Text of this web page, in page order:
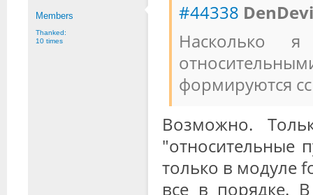
Members
Thanked:
10 times
#44338
Насколько
формируются
Возможно.
"относительные
только в модуле
все в порядке.